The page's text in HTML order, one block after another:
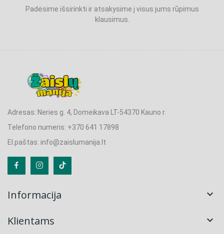
Padėsime išsirinkti ir atsakysime į visus jums rūpimus
klausimus.
Adresas: Neries g. 4, Domeikava LT-54370 Kauno r.
Telefono numeris: +370 641 17898
El.paštas: info@zaislumanija.lt
Informacija 
Klientams 